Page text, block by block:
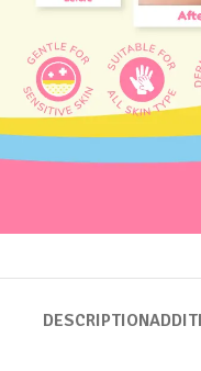
DESCRIPTION